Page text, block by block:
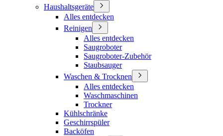
Haushaltsgeräte
Alles entdecken
Reinigen
Alles entdecken
Saugroboter
Saugroboter-Zubehör
Staubsauger
Waschen & Trocknen
Alles entdecken
Waschmaschinen
Trockner
Kühlschränke
Geschirrspüler
Backöfen